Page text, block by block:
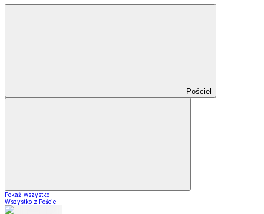
Pościel
Pokaż wszystko
Wszystko z Pościel